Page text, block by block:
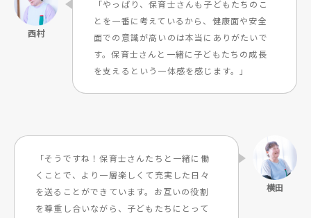
「やっぱり、保育士さんも子どもたちのこ
とを一番に考えているから、健康面や安全
面での意識が高いのは本当にありがたいで
す。保育士さんと一緒に子どもたちの成長
を支えるという一体感を感じます。」
「そうですね！保育士さんたちと一緒に働
くことで、より一層楽しくて充実した日々
を送ることができています。お互いの役割
を尊重し合いながら、子どもたちにとって